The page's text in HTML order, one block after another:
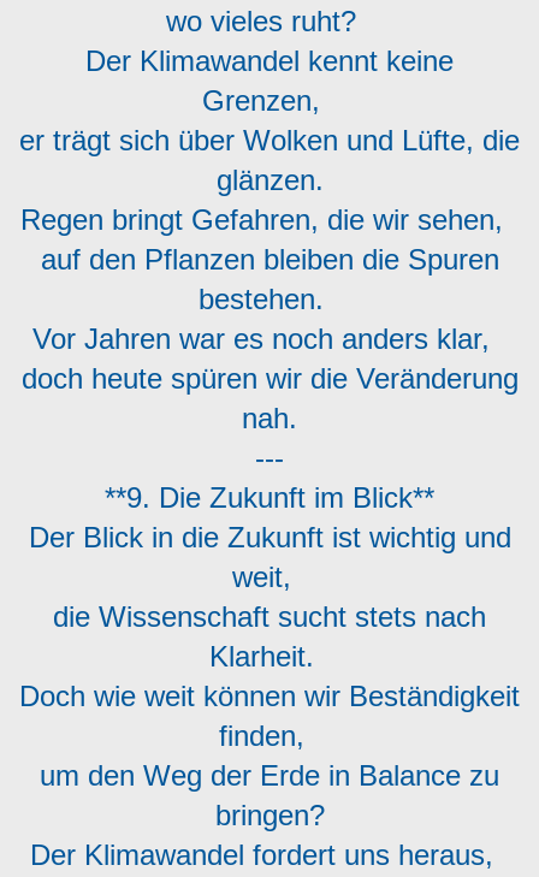
wo vieles ruht?
Der Klimawandel kennt keine
Grenzen,
er trägt sich über Wolken und Lüfte, die
glänzen.
Regen bringt Gefahren, die wir sehen,
auf den Pflanzen bleiben die Spuren
bestehen.
Vor Jahren war es noch anders klar,
doch heute spüren wir die Veränderung
nah.
---
**9. Die Zukunft im Blick**
Der Blick in die Zukunft ist wichtig und
weit,
die Wissenschaft sucht stets nach
Klarheit.
Doch wie weit können wir Beständigkeit
finden,
um den Weg der Erde in Balance zu
bringen?
Der Klimawandel fordert uns heraus,